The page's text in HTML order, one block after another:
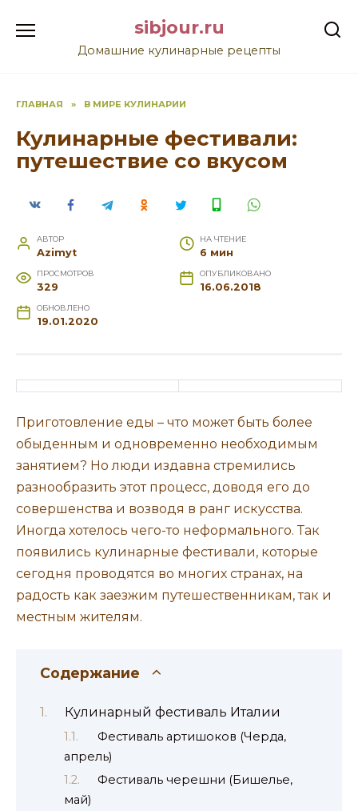
содержанию
sibjour.ru
Домашние кулинарные рецепты
ГЛАВНАЯ » В МИРЕ КУЛИНАРИИ
Кулинарные фестивали:
путешествие со вкусом
АВТОР
Azimyt
НА ЧТЕНИЕ
6 мин
ПРОСМОТРОВ
329
ОПУБЛИКОВАНО
16.06.2018
ОБНОВЛЕНО
19.01.2020
Приготовление еды – что может быть более
обыденным и одновременно необходимым
занятием? Но люди издавна стремились
разнообразить этот процесс, доводя его до
совершенства и возводя в ранг искусства.
Иногда хотелось чего-то неформального. Так
появились кулинарные фестивали, которые
сегодня проводятся во многих странах, на
радость как заезжим путешественникам, так и
местным жителям.
Содержание
Кулинарный фестиваль Италии
Фестиваль артишоков (Черда,
апрель)
Фестиваль черешни (Бишелье,
май)